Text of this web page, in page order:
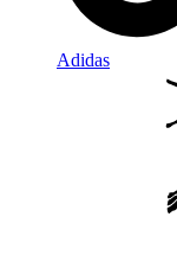
Adidas